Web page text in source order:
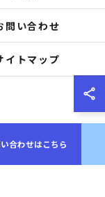
合わせはこちら
問い合わせ
イトマップ
RIGHTS RESERVED.